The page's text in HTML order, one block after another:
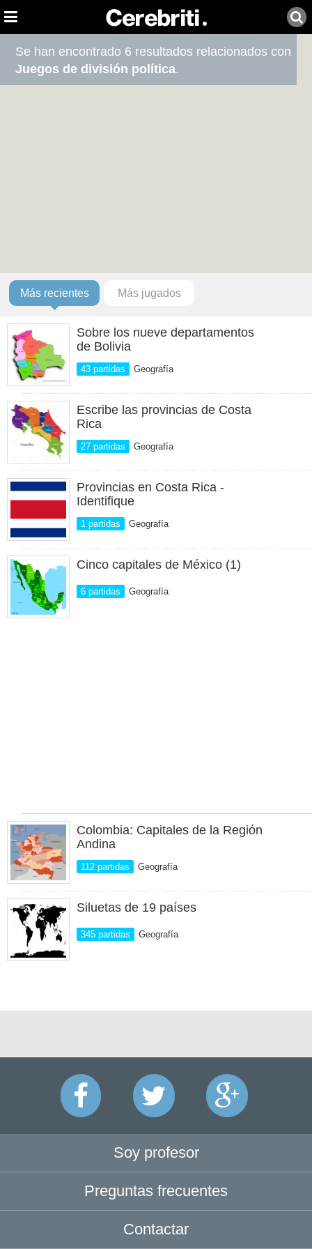
Se han encontrado 6 resultados relacionados con
Juegos de división política.
Más recientes Más jugados
Sobre los nueve departamentos
de Bolivia
43 partidas Geografía
Escribe las provincias de Costa
Rica
27 partidas Geografía
Provincias en Costa Rica -
Identifique
1 partidas Geografía
Cinco capitales de México (1)
6 partidas Geografía
Colombia: Capitales de la Región
Andina
112 partidas Geografía
Siluetas de 19 países
345 partidas Geografía
Soy profesor
Preguntas frecuentes
Contactar